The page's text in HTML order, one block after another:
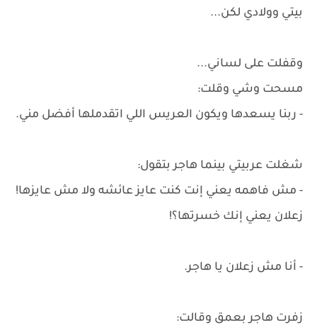
بيتي وولادي لكن...
وقفلت على لساني...
مسحت وشي وقلت:
- ربنا يسعدها ويكون العريس اللي اتقدملها أفضل مني.
شغلت عربيتي بينما هاجر بتقول:
- مش فاهمه يعني إنت كنت عايز عائشه ولا مش عايزها!
زعلان يعني إنك خسرتها؟!
- أنا مش زعلان يا هاجر.
زفرت هاجر بعمق وقالت: